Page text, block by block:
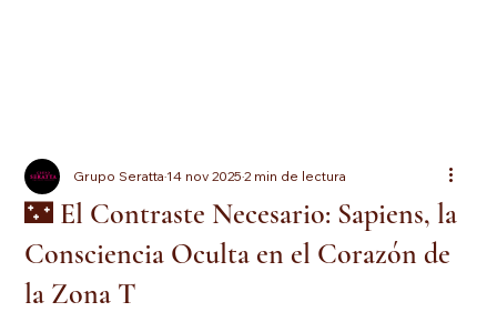
🌃 El Contraste Necesario: Sapiens, la
Consciencia Oculta en el Corazón de
la Zona T
Grupo Seratta14 nov 20252 min de lectura